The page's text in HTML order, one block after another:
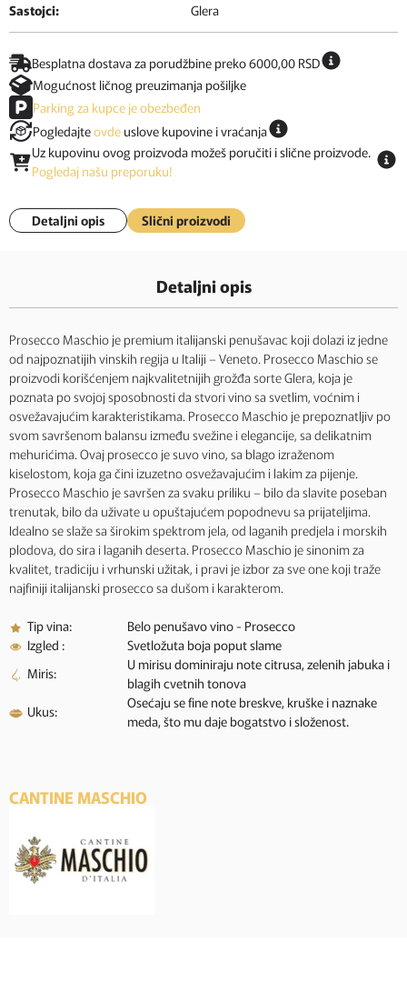
Sastojci:
Glera
Besplatna dostava za porudžbine preko 6000,00 RSD
Mogućnost ličnog preuzimanja pošiljke
Parking za kupce je obezbeđen
Pogledajteovde uslove kupovine i vraćanja
Uz kupovinu ovog proizvoda možeš poručiti i slične proizvode.
Pogledaj našu preporuku!
Detaljni opis Slični proizvodi
Detaljni opis
Prosecco Maschio je premium italijanski penušavac koji dolazi iz jedne
od najpoznatijih vinskih regija u Italiji – Veneto. Prosecco Maschio se
proizvodi korišćenjem najkvalitetnijih grožđa sorte Glera, koja je
poznata po svojoj sposobnosti da stvori vino sa svetlim, voćnim i
osvežavajućim karakteristikama. Prosecco Maschio je prepoznatljiv po
svom savršenom balansu između svežine i elegancije, sa delikatnim
mehurićima. Ovaj prosecco je suvo vino, sa blago izraženom
kiselostom, koja ga čini izuzetno osvežavajućim i lakim za pijenje.
Prosecco Maschio je savršen za svaku priliku – bilo da slavite poseban
trenutak, bilo da uživate u opuštajućem popodnevu sa prijateljima.
Idealno se slaže sa širokim spektrom jela, od laganih predjela i morskih
plodova, do sira i laganih deserta. Prosecco Maschio je sinonim za
kvalitet, tradiciju i vrhunski užitak, i pravi je izbor za sve one koji traže
najfiniji italijanski prosecco sa dušom i karakterom.
Tip vina:
Belo penušavo vino - Prosecco
Izgled :
Svetložuta boja poput slame
Miris:
U mirisu dominiraju note citrusa, zelenih jabuka i
blagih cvetnih tonova
Ukus:
Osećaju se fine note breskve, kruške i naznake
meda, što mu daje bogatstvo i složenost.
CANTINE MASCHIO